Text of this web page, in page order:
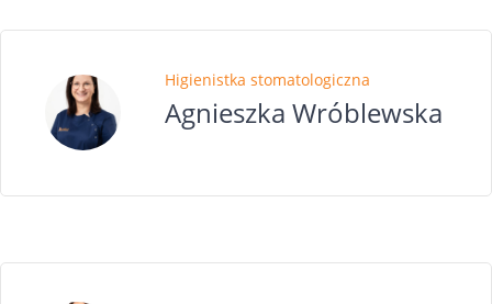
Higienistka stomatologiczna
Agnieszka Wróblewska